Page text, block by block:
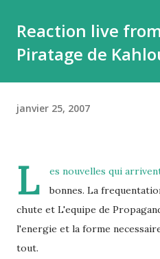
Reaction live
Piratage de
janvier 25, 2007
L
es nouvelles qui
bonnes. La
chute et L'equipe de
l'energie et la forme
tout.